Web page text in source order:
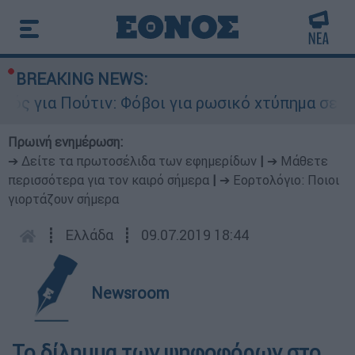
BREAKING NEWS:
για Πούτιν: Φόβοι για ρωσικό χτύπημα σε
Πρωινή ενημέρωση:
➔ Δείτε τα πρωτοσέλιδα των εφημερίδων
➔ Μάθετε
περισσότερα για τον καιρό σήμερα
➔ Εορτολόγιο: Ποιοι
γιορτάζουν σήμερα
┋ Ελλάδα ┋ 09.07.2019 18:44
Newsroom